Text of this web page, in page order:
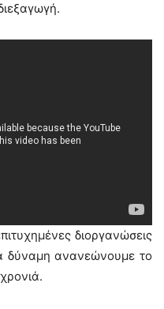
διοργανώσεις
δύναμη ανανεώνουμε το